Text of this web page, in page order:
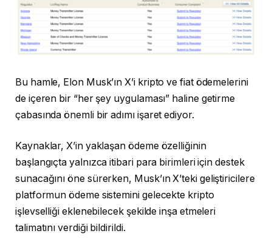
Bu hamle, Elon Musk’ın X’i kripto ve fiat ödemelerini
de içeren bir “her şey uygulaması” haline getirme
çabasında önemli bir adımı işaret ediyor.
Kaynaklar, X’in yaklaşan ödeme özelliğinin
başlangıçta yalnızca itibari para birimleri için destek
sunacağını öne sürerken, Musk’ın X’teki geliştiricilere
platformun ödeme sistemini gelecekte kripto
işlevselliği eklenebilecek şekilde inşa etmeleri
talimatını verdiği bildirildi.